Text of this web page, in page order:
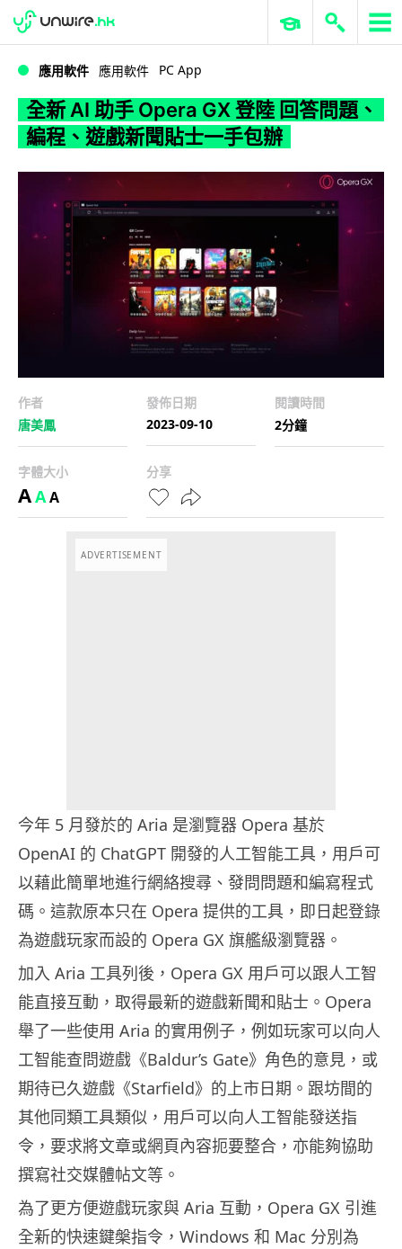
WWDC 2026 ERP 與商業 AI
應用軟件 應用軟件 PC App
全新 AI 助手 Opera GX 登陸 回答問題、
編程、遊戲新聞貼士一手包辦
作者
唐美鳳
發佈日期
2023-09-10
閱讀時間
2分鐘
字體大小
AAA
分享
ADVERTISEMENT
今年 5 月發於的 Aria 是瀏覽器 Opera 基於
OpenAI 的 ChatGPT 開發的人工智能工具，用戶可
以藉此簡單地進行網絡搜尋、發問問題和編寫程式
碼。這款原本只在 Opera 提供的工具，即日起登錄
為遊戲玩家而設的 Opera GX 旗艦級瀏覽器。
加入 Aria 工具列後，Opera GX 用戶可以跟人工智
能直接互動，取得最新的遊戲新聞和貼士。Opera
舉了一些使用 Aria 的實用例子，例如玩家可以向人
工智能查問遊戲《Baldur’s Gate》角色的意見，或
期待已久遊戲《Starfield》的上市日期。跟坊間的
其他同類工具類似，用戶可以向人工智能發送指
令，要求將文章或網頁內容扼要整合，亦能夠協助
撰寫社交媒體帖文等。
為了更方便遊戲玩家與 Aria 互動，Opera GX 引進
全新的快速鍵槃指令，Windows 和 Mac 分別為